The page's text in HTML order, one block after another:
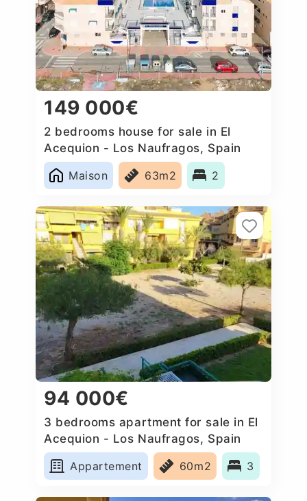
149 000€
2 bedrooms house for sale in El
Acequion - Los Naufragos, Spain
Maison
63m2 2
94 000€
3 bedrooms apartment for sale in El
Acequion - Los Naufragos, Spain
Appartement
60m2 3